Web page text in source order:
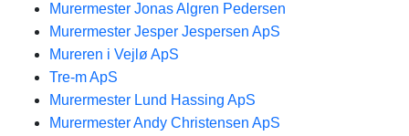
Murermester Jonas Algren Pedersen
Murermester Jesper Jespersen ApS
Mureren i Vejlø ApS
Tre-m ApS
Murermester Lund Hassing ApS
Murermester Andy Christensen ApS